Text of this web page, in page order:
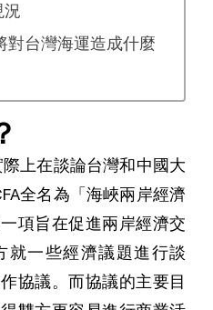
況
對台灣海運造成什麼
上在談論台灣和中國大
全名為「海峽兩岸經濟
項旨在促進兩岸經濟交
就一些經濟議題進行談
協議。而協議的主要目